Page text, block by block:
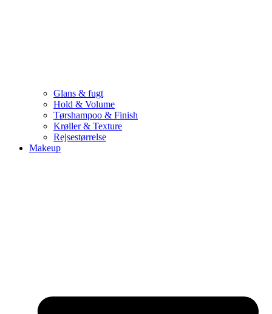
Glans & fugt
Hold & Volume
Tørshampoo & Finish
Krøller & Texture
Rejsestørrelse
Makeup